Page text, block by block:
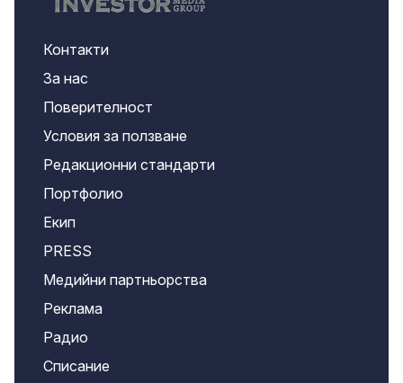
Контакти
За нас
Поверителност
Условия за ползване
Редакционни стандарти
Портфолио
Екип
PRESS
Медийни партньорства
Реклама
Радио
Списание